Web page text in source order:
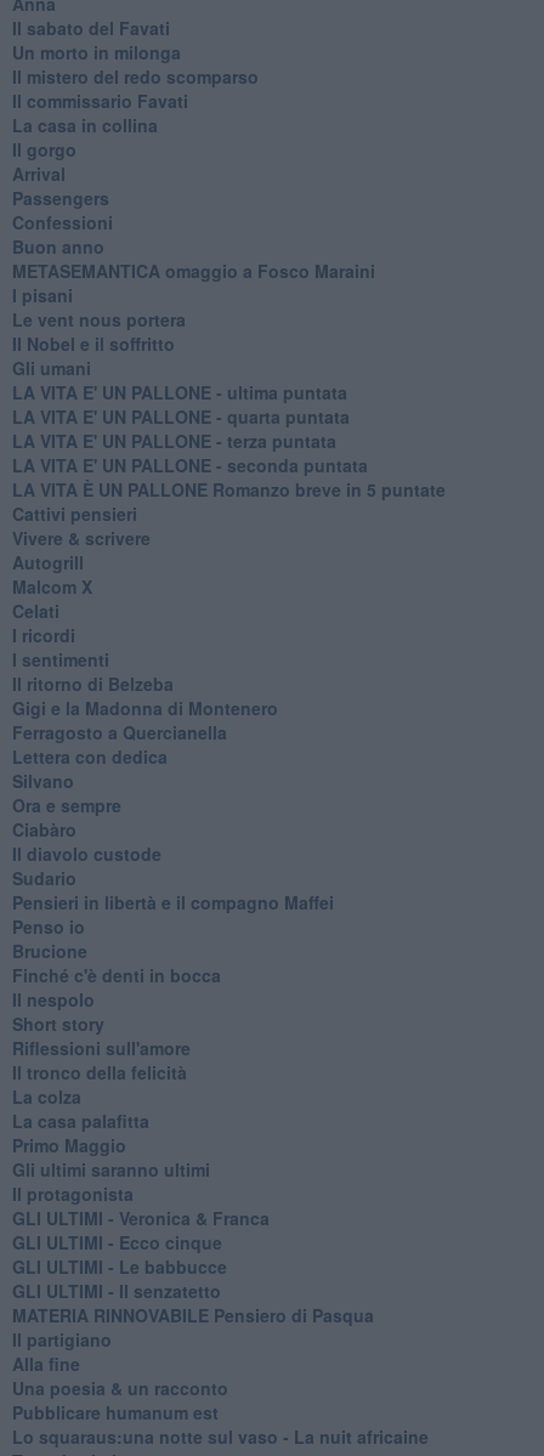
Il sabato del Favati
Un morto in milonga
Il mistero del redo scomparso
Il commissario Favati
La casa in collina
Il gorgo
Arrival
Passengers
Confessioni
Buon anno
METASEMANTICA omaggio a Fosco Maraini
I pisani
Le vent nous portera
Il Nobel e il soffritto
Gli umani
LA VITA E' UN PALLONE - ultima puntata
LA VITA E' UN PALLONE - quarta puntata
LA VITA E' UN PALLONE - terza puntata
LA VITA E' UN PALLONE - seconda puntata
LA VITA È UN PALLONE Romanzo breve in 5 puntate
Cattivi pensieri
Vivere & scrivere
Autogrill
Malcom X
Celati
I ricordi
I sentimenti
Il ritorno di Belzeba
Gigi e la Madonna di Montenero
Ferragosto a Quercianella
Lettera con dedica
Silvano
Ora e sempre
Ciabàro
Il diavolo custode
Sudario
Pensieri in libertà e il compagno Maffei
Penso io
Brucione
Finché c'è denti in bocca
Il nespolo
Short story
Riflessioni sull'amore
Il tronco della felicità
La colza
La casa palafitta
Primo Maggio
Gli ultimi saranno ultimi
Il protagonista
GLI ULTIMI - Veronica & Franca
GLI ULTIMI - Ecco cinque
GLI ULTIMI - Le babbucce
GLI ULTIMI - Il senzatetto
MATERIA RINNOVABILE Pensiero di Pasqua
Il partigiano
Alla fine
Una poesia & un racconto
Pubblicare humanum est
Lo squaraus:una notte sul vaso - La nuit africaine